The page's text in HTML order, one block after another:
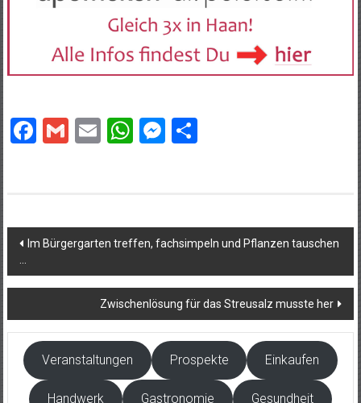
Facebook
Gmail
EmailWhatsApp
Messenger
Teilen
Beitragsnavigation
Im Bürgergarten treffen, fachsimpeln und Pflanzen tauschen
Zwischenlösung für das Streusalz musste her
Veranstaltungen Prospekte Einkaufen
Handwerk Gastronomie Gesundheit